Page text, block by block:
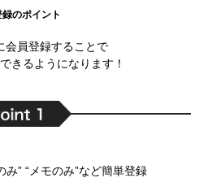
のポイント
会員登録することで
きるようになります！
” “メモのみ”など簡単登録